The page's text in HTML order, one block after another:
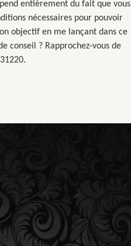
entièrement du fait que vous
nécessaires pour pouvoir
objectif en me lançant dans ce
conseil ? Rapprochez-vous de